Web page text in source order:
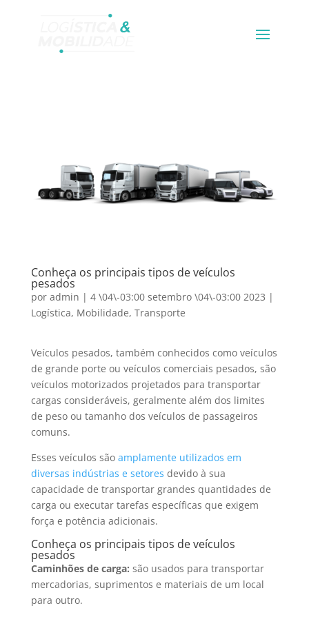
Conheça os principais tipos de veículos
pesados
por admin | 4 \04\-03:00 setembro \04\-03:00 2023 |
Logística, Mobilidade, Transporte
Veículos pesados, também conhecidos como veículos
de grande porte ou veículos comerciais pesados, são
veículos motorizados projetados para transportar
cargas consideráveis, geralmente além dos limites
de peso ou tamanho dos veículos de passageiros
comuns.
Esses veículos são amplamente utilizados em
diversas indústrias e setores devido à sua
capacidade de transportar grandes quantidades de
carga ou executar tarefas específicas que exigem
força e potência adicionais.
Conheça os principais tipos de veículos
pesados
Caminhões de carga: são usados para transportar
mercadorias, suprimentos e materiais de um local
para outro.